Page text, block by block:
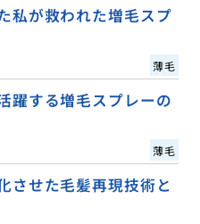
私が救われた増毛スプ
薄毛
躍する増毛スプレーの
薄毛
させた毛髪再現技術と